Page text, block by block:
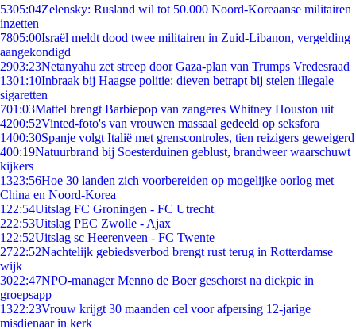
5305:04Zelensky: Rusland wil tot 50.000 Noord-Koreaanse militairen
inzetten
7805:00Israël meldt dood twee militairen in Zuid-Libanon, vergelding
aangekondigd
2903:23Netanyahu zet streep door Gaza-plan van Trumps Vredesraad
1301:10Inbraak bij Haagse politie: dieven betrapt bij stelen illegale
sigaretten
701:03Mattel brengt Barbiepop van zangeres Whitney Houston uit
4200:52Vinted-foto's van vrouwen massaal gedeeld op seksfora
1400:30Spanje volgt Italië met grenscontroles, tien reizigers geweigerd
400:19Natuurbrand bij Soesterduinen geblust, brandweer waarschuwt
kijkers
1323:56Hoe 30 landen zich voorbereiden op mogelijke oorlog met
China en Noord-Korea
1 22:54Uitslag FC Groningen - FC Utrecht
222:53Uitslag PEC Zwolle - Ajax
1 22:52Uitslag sc Heerenveen - FC Twente
2722:52Nachtelijk gebiedsverbod brengt rust terug in Rotterdamse
wijk
3022:47NPO-manager Menno de Boer geschorst na dickpic in
groepsapp
1322:23Vrouw krijgt 30 maanden cel voor afpersing 12-jarige
misdienaar in kerk